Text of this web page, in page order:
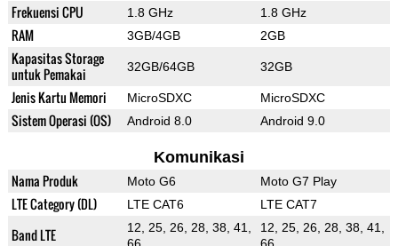
Frekuensi CPU 1.8 GHz 1.8 GHz
RAM 3GB/4GB 2GB
Kapasitas Storage
untuk Pemakai
32GB/64GB 32GB
Jenis Kartu Memori MicroSDXC MicroSDXC
Sistem Operasi (OS) Android 8.0 Android 9.0
Komunikasi
Nama Produk Moto G6 Moto G7 Play
LTE Category (DL) LTE CAT6 LTE CAT7
Band LTE
12, 25, 26, 28, 38, 41,
12, 25, 26, 28, 38, 41,